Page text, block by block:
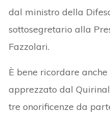
dal ministro della
sottosegretario alla
Fazzolari.
È bene ricordare
apprezzato dal
tre onorificenze da